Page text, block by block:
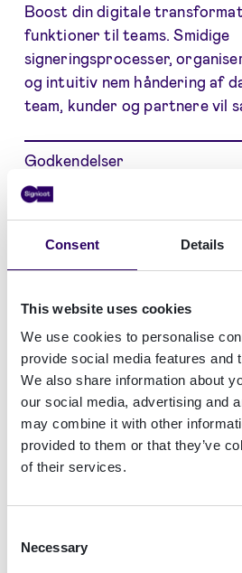
Consent Details
This website uses cookies
We use cookies to personalise
provide social media features and
We also share information about
our social media, advertising and
may combine it with other
provided to them or that they’ve
of their services.
Selection
Necessary
Boost din digitale
funktioner til teams. Smidige
signeringsprocesser,
og intuitiv nem håndering af
team, kunder og partnere vil
Godkendelser
Arbejdsgange
Deadlines og påmindelser
Virksomhedsdata
Centraliseret fakturering
Separate konti